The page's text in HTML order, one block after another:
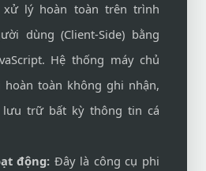
lý hoàn toàn trên trình
dùng (Client-Side) bằng
Hệ thống máy chủ
hoàn toàn không ghi nhận,
trữ bất kỳ thông tin cá
động: Đây là công cụ phi